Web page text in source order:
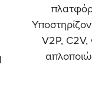
V2P, C2V,